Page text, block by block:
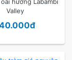
Valley